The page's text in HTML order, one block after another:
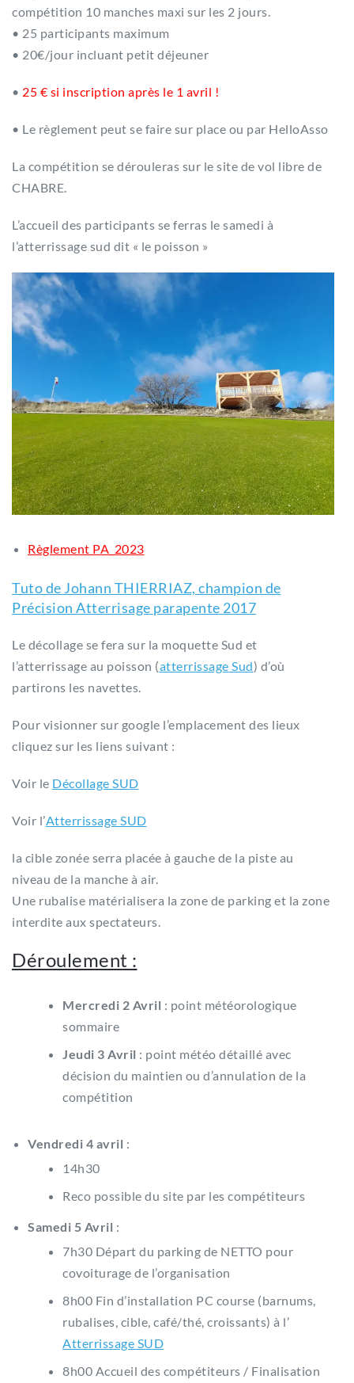
compétition 10 manches maxi sur les 2 jours.
• 25 participants maximum
• 20€/jour incluant petit déjeuner
• 25 € si inscription après le 1 avril !
• Le règlement peut se faire sur place ou par HelloAsso
La compétition se dérouleras sur le site de vol libre de
CHABRE.
L’accueil des participants se ferras le samedi à
l’atterrissage sud dit « le poisson »
Règlement PA_2023
Tuto de Johann THIERRIAZ, champion de
Précision Atterrisage parapente 2017
Le décollage se fera sur la moquette Sud et
l’atterrissage au poisson (atterrissage Sud) d’où
partirons les navettes.
Pour visionner sur google l’emplacement des lieux
cliquez sur les liens suivant :
Voir le Décollage SUD
Voir l’Atterrissage SUD
la cible zonée serra placée à gauche de la piste au
niveau de la manche à air.
Une rubalise matérialisera la zone de parking et la zone
interdite aux spectateurs.
Déroulement :
Mercredi 2 Avril : point météorologique
sommaire
Jeudi 3 Avril : point météo détaillé avec
décision du maintien ou d’annulation de la
compétition
Vendredi 4 avril :
14h30
Reco possible du site par les compétiteurs
Samedi 5 Avril :
7h30 Départ du parking de NETTO pour
covoiturage de l’organisation
8h00 Fin d’installation PC course (barnums,
rubalises, cible, café/thé, croissants) à l’
Atterrissage SUD
8h00 Accueil des compétiteurs / Finalisation